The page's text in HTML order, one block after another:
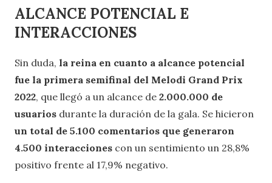
ALCANCE POTENCIAL E
INTERACCIONES
Sin duda, la reina en cuanto a alcance potencial
fue la primera semifinal del Melodi Grand Prix
2022, que llegó a un alcance de 2.000.000 de
usuarios durante la duración de la gala. Se hicieron
un total de 5.100 comentarios que generaron
4.500 interacciones con un sentimiento un 28,8%
positivo frente al 17,9% negativo.